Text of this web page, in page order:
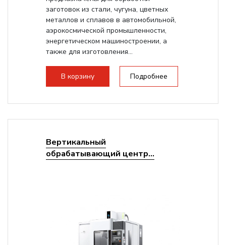
заготовок из стали, чугуна, цветных
металлов и сплавов в автомобильной,
аэрокосмической промышленности,
энергетическом машиностроении, а
также для изготовления...
В корзину Подробнее
Вертикальный
обрабатывающий центр...